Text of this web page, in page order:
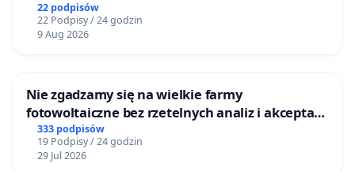
22 podpisów
22 Podpisy / 24 godzin
9 Aug 2026
Nie zgadzamy się na wielkie farmy
fotowoltaiczne bez rzetelnych analiz i akceptacji
mieszkańców
333 podpisów
19 Podpisy / 24 godzin
29 Jul 2026